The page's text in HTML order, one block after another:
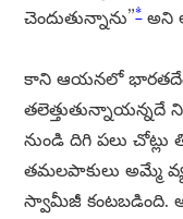
చెందుతున్నాను”*అని
కాని ఆయనలో
తలెత్తుతున్నాయన్నదే
నుండి దిగి పలు చోట్లు
తమలపాకులు అమ్మే
స్వామీజీ కంటబడింది.